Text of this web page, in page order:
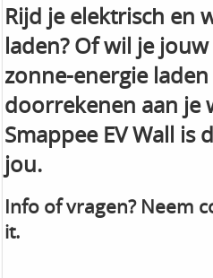
Rijd je elektrisch en
laden? Of wil je
zonne-energie
doorrekenen aan je
Smappee EV Wall is
jou.
Info of vragen? Neem
it.